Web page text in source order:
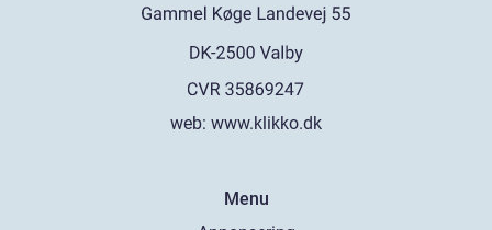
web: www.klikko.dk
Menu